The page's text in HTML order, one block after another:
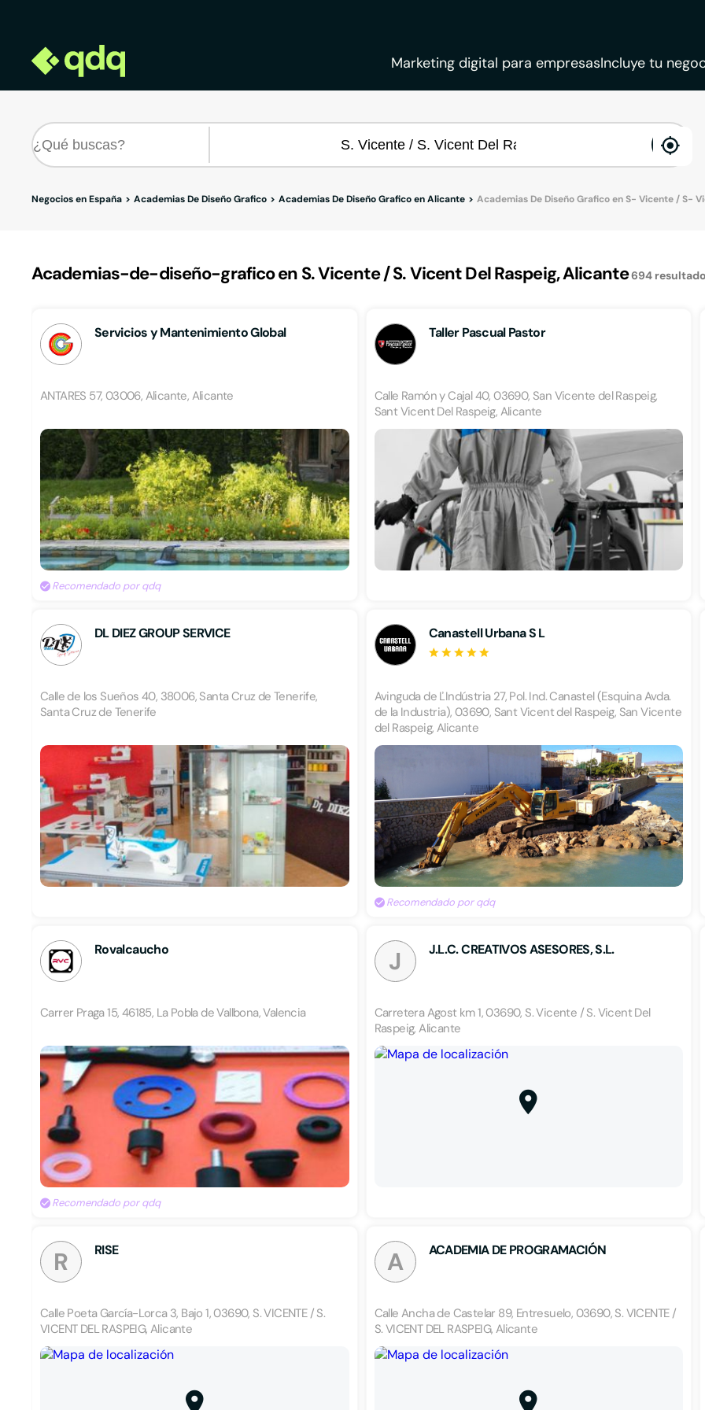
Marketing digital para empresasIncluye tu
Negocios en España Academias De Diseño Grafico Academias De Diseño Grafico en Alicante Academias De Diseño Grafico en S- Vicente / S-
Academias-de-diseño-grafico en S. Vicente / S. Vicent Del Raspeig, Alicante694
Servicios y Mantenimiento Global
ANTARES 57, 03006, Alicante, Alicante
Recomendado por qdq
Taller Pascual Pastor
Calle Ramón y Cajal 40, 03690, San Vicente del Raspeig,
Sant Vicent Del Raspeig, Alicante
DL DIEZ GROUP SERVICE
Calle de los Sueños 40, 38006, Santa Cruz de Tenerife,
Santa Cruz de Tenerife
Canastell Urbana S L
Avinguda de ĽIndústria 27, Pol. Ind. Canastel (Esquina Avda.
de la Industria), 03690, Sant Vicent del Raspeig, San Vicente
del Raspeig, Alicante
Recomendado por qdq
Rovalcaucho
Carrer Praga 15, 46185, La Pobla de Vallbona, Valencia
Recomendado por qdq
J J.L.C. CREATIVOS ASESORES, S.L.
Carretera Agost km 1, 03690, S. Vicente / S. Vicent Del
Raspeig, Alicante
R RISE
Calle Poeta García-Lorca 3, Bajo 1, 03690, S. VICENTE / S.
VICENT DEL RASPEIG, Alicante
A ACADEMIA DE PROGRAMACIÓN
Calle Ancha de Castelar 89, Entresuelo, 03690, S. VICENTE /
S. VICENT DEL RASPEIG, Alicante